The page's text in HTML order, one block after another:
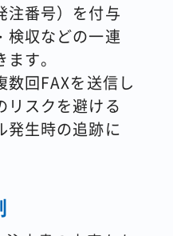
注番号）を付与
検収などの一連
す。
数回FAXを送信し
リスクを避ける
発生時の追跡に